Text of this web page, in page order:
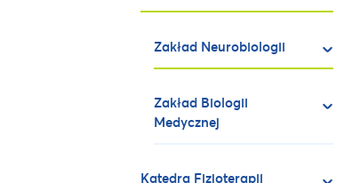
Zakład Neurobiologii
Zakład Biologii
Medycznej
Katedra Fizjoterapii